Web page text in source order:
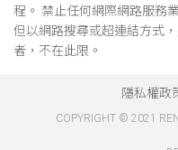
程。 禁止任何網際網路服務
但以網路搜尋或超連結方式
者，不在此限。
隱私權政
COPYRIGHT © 2021